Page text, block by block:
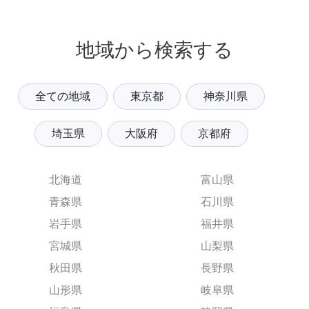
地域から検索する
全ての地域 東京都 神奈川県
埼玉県 大阪府 京都府
北海道
青森県
岩手県
宮城県
秋田県
山形県
富山県
石川県
福井県
山梨県
長野県
岐阜県